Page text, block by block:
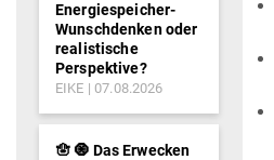
Energiespeicher-
Wunschdenken oder
realistische
Perspektive?
EIKE 07.08.2026
🪬 🧿 Das Erwecken